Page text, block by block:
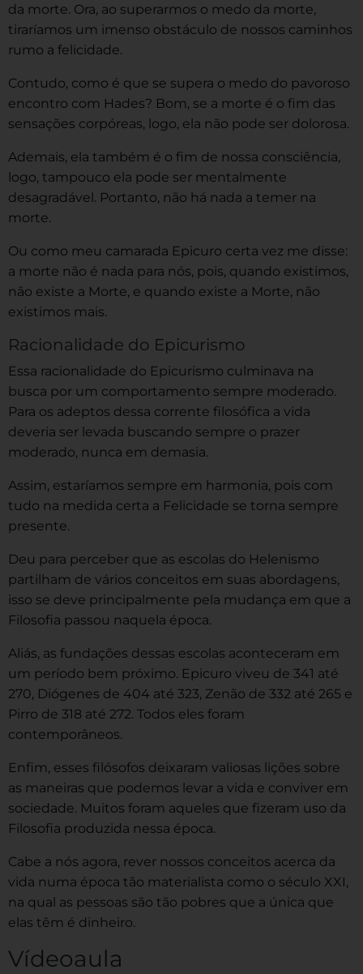
da morte. Ora, ao superarmos o medo da morte,
tiraríamos um imenso obstáculo de nossos caminhos
rumo a felicidade.
Contudo, como é que se supera o medo do pavoroso
encontro com Hades? Bom, se a morte é o fim das
sensações corpóreas, logo, ela não pode ser dolorosa.
Ademais, ela também é o fim de nossa consciência,
logo, tampouco ela pode ser mentalmente
desagradável. Portanto, não há nada a temer na
morte.
Ou como meu camarada Epicuro certa vez me disse:
a morte não é nada para nós, pois, quando existimos,
não existe a Morte, e quando existe a Morte, não
existimos mais.
Racionalidade do Epicurismo
Essa racionalidade do Epicurismo culminava na
busca por um comportamento sempre moderado.
Para os adeptos dessa corrente filosófica a vida
deveria ser levada buscando sempre o prazer
moderado, nunca em demasia.
Assim, estaríamos sempre em harmonia, pois com
tudo na medida certa a Felicidade se torna sempre
presente.
Deu para perceber que as escolas do Helenismo
partilham de vários conceitos em suas abordagens,
isso se deve principalmente pela mudança em que a
Filosofia passou naquela época.
Aliás, as fundações dessas escolas aconteceram em
um período bem próximo. Epicuro viveu de 341 até
270, Diógenes de 404 até 323, Zenão de 332 até 265 e
Pirro de 318 até 272. Todos eles foram
contemporâneos.
Enfim, esses filósofos deixaram valiosas lições sobre
as maneiras que podemos levar a vida e conviver em
sociedade. Muitos foram aqueles que fizeram uso da
Filosofia produzida nessa época.
Cabe a nós agora, rever nossos conceitos acerca da
vida numa época tão materialista como o século XXI,
na qual as pessoas são tão pobres que a única que
elas têm é dinheiro.
Vídeoaula